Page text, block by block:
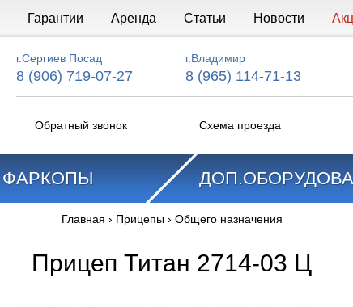
Гарантии Аренда Статьи Новости
г.Сергиев Посад
8 (906) 719-07-27
г.Владимир
8 (965) 114-71-13
Обратный звонок Схема проезда
ФАРКОПЫ
Главная › Прицепы› Общего назначения
Прицеп Титан 2714-03 Ц